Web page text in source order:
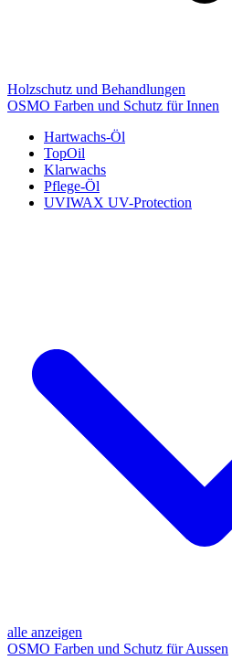
Holzschutz und Behandlungen
OSMO Farben und Schutz für Innen
Hartwachs-Öl
TopOil
Klarwachs
Pflege-Öl
UVIWAX UV-Protection
alle anzeigen
OSMO Farben und Schutz für Aussen